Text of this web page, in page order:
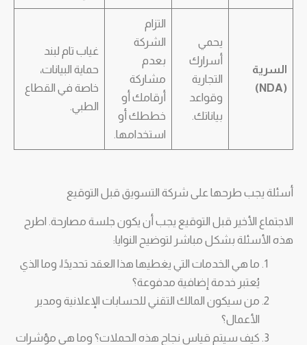
السرية
(NDA)
يحمي
أسرارك
التجارية
وقواعد
بياناتك.
التزام
الشركة
بعدم
مشاركة
أرقامك أو
خططك أو
استخدامها.
غياب تام لبند
حماية البيانات،
خاصة في القطاع
الطبي.
أسئلة يجب طرحها على شركة التسويق قبل التوقيع
الاجتماع الأخير قبل التوقيع يجب أن يكون جلسة مصارحة. اطرح
هذه الأسئلة بشكل مباشر لتوضيح النوايا:
ما هي الخدمات التي يغطيها هذا العقد تحديدًا، وما الذي
يُعتبر خدمة إضافية مدفوعة؟
من سيكون المالك التقني للحسابات الإعلانية ومدير
الأعمال؟
كيف سيتم قياس نجاح هذه الحملات؟ وما هي مؤشرات